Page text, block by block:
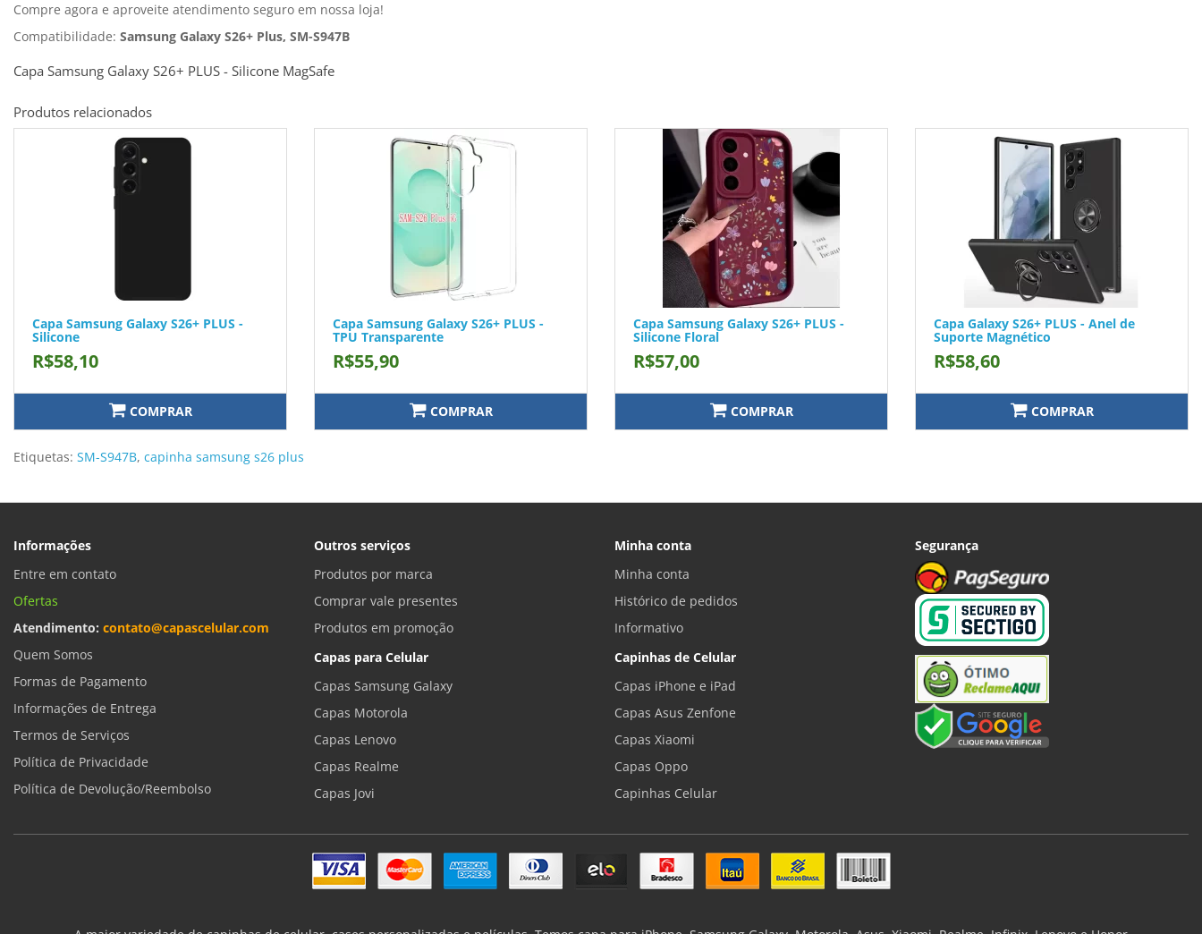
Compre agora e aproveite atendimento seguro em nossa loja!
Compatibilidade: Samsung Galaxy S26+ Plus, SM-S947B
Capa Samsung Galaxy S26+ PLUS - Silicone MagSafe
Produtos relacionados
Capa Samsung Galaxy S26+ PLUS -
Silicone
R$58,10
COMPRAR
Capa Samsung Galaxy S26+ PLUS -
TPU Transparente
R$55,90
COMPRAR
Capa Samsung Galaxy S26+ PLUS -
Silicone Floral
R$57,00
COMPRAR
Capa Galaxy S26+ PLUS - Anel de
Suporte Magnético
R$58,60
COMPRAR
Etiquetas: SM-S947B, capinha samsung s26 plus
Informações
Entre em contato
Ofertas
Atendimento: contato@capascelular.com
Quem Somos
Formas de Pagamento
Informações de Entrega
Termos de Serviços
Política de Privacidade
Política de Devolução/Reembolso
Outros serviços
Produtos por marca
Comprar vale presentes
Produtos em promoção
Capas para Celular
Capas Samsung Galaxy
Capas Motorola
Capas Lenovo
Capas Realme
Capas Jovi
Minha conta
Minha conta
Histórico de pedidos
Informativo
Capinhas de Celular
Capas iPhone e iPad
Capas Asus Zenfone
Capas Xiaomi
Capas Oppo
Capinhas Celular
Segurança